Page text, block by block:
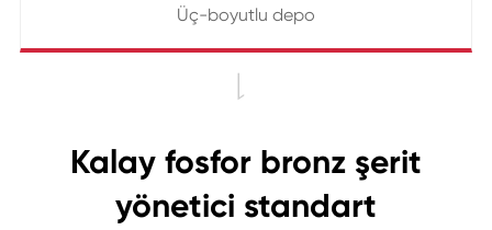
Üç-boyutlu depo

Kalay fosfor bronz şerit
yönetici standart